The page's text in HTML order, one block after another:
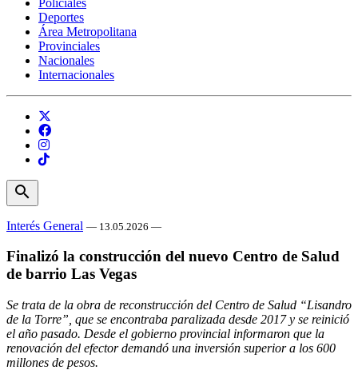
Deportes
Área Metropolitana
Provinciales
Nacionales
Internacionales
search
Interés General — 13.05.2026 —
Finalizó la construcción del nuevo Centro de Salud
de barrio Las Vegas
Se trata de la obra de reconstrucción del Centro de Salud “Lisandro
de la Torre”, que se encontraba paralizada desde 2017 y se reinició
el año pasado. Desde el gobierno provincial informaron que la
renovación del efector demandó una inversión superior a los 600
millones de pesos.